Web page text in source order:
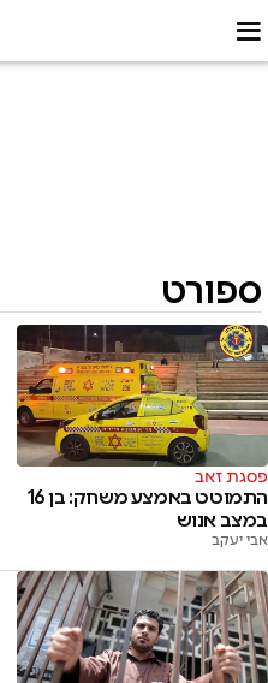
ספורט
פסגת זאב
התמוטט באמצע משחק: בן 16
במצב אנוש
אבי יעקב